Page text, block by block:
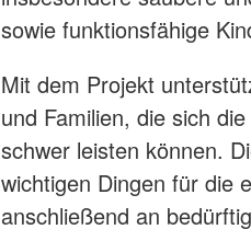
sowie funktionsfähige
Mit dem Projekt
und Familien, die sich
schwer leisten können.
wichtigen Dingen für die
anschließend an